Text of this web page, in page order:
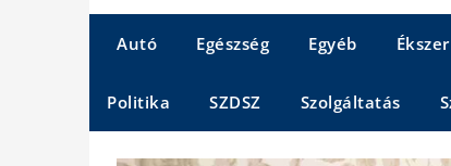
Autó Egészség Egyéb Ékszer
Politika SZDSZ Szolgáltatás